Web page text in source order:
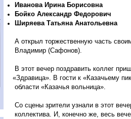
Иванова Ирина Борисовна
Бойко Александр Федорович
Ширяева Татьяна Анатольевна
А открыл торжественную часть
Владимир (Сафонов).
В этот вечер поздравить коллег
«Здравица». В гости к «Казачьему
области «Казачья вольница».
Со сцены зрители узнали в этот
коллектива. И, конечно же, весь